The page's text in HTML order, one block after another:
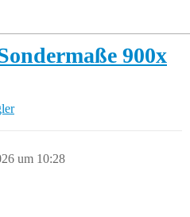
900x
um 10:28